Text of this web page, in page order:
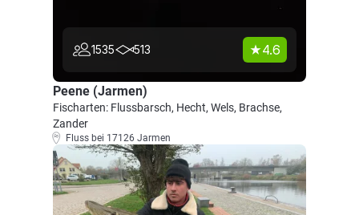
1535 513 4.6
Peene (Jarmen)
Fischarten: Flussbarsch, Hecht, Wels, Brachse,
Zander
Fluss bei 17126 Jarmen